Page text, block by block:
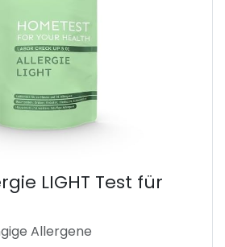
LIGHT Test für
Allergene